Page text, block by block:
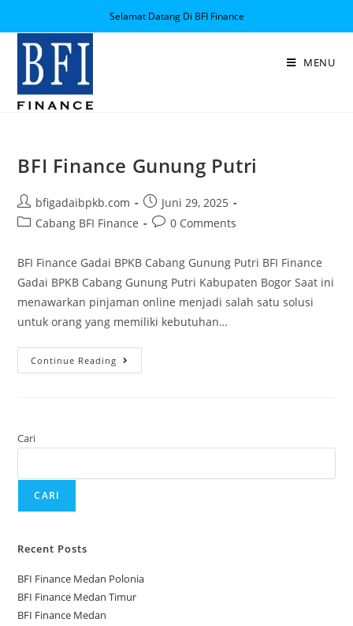
Selamat Datang Di BFI Finance
MENU
BFI Finance Gunung Putri
bfigadaibpkb.com
Juni 29, 2025
Cabang BFI Finance
0 Comments
BFI Finance Gadai BPKB Cabang Gunung Putri BFI Finance
Gadai BPKB Cabang Gunung Putri Kabupaten Bogor Saat ini
menawarkan pinjaman online menjadi salah satu solusi
untuk orang yang memiliki kebutuhan…
Continue Reading
Cari
CARI
Recent Posts
BFI Finance Medan Polonia
BFI Finance Medan Timur
BFI Finance Medan